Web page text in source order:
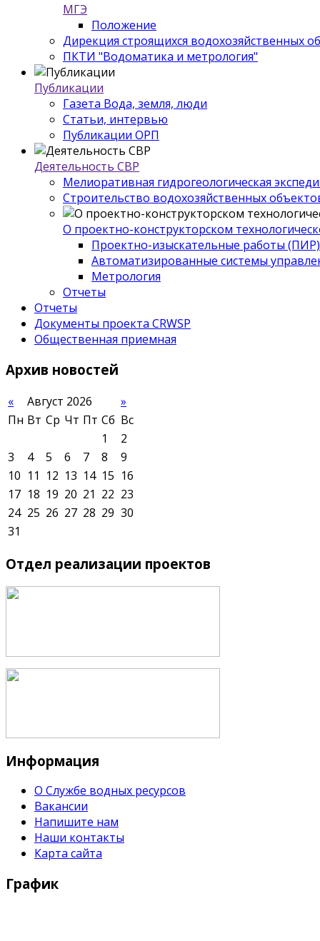
МГЭ
Положение
Дирекция строящихся водохозяйственных
ПКТИ "Водоматика и метрология"
Публикации
Газета Вода, земля, люди
Статьи, интервью
Публикации ОРП
Деятельность СВР
Мелиоративная гидрогеологическая
Строительство водохозяйственных
О проектно-конструкторском
Проектно-изыскательные работы (ПИР)
Автоматизированные системы
Метрология
Отчеты
Отчеты
Документы проекта CRWSP
Общественная приемная
Архив новостей
« Август 2026
»
Пн Вт Ср Чт Пт Сб Вс
1
2
3
4 5 6 7 8
9
10 11 12 13 14 15 16
17 18 19 20 21 22 23
24 25 26 27 28 29 30
31
Отдел реализации проектов
Информация
О Службе водных ресурсов
Вакансии
Напишите нам
Наши контакты
Карта сайта
График